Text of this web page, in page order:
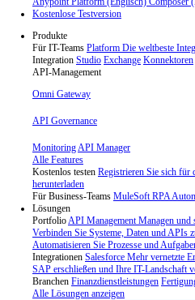
Kostenlose Testversion
Produkte
Für IT-Teams Platform Die weltbeste
Integration Studio Exchange Konnektoren
API-Management
Omni Gateway
API Governance
MonitoringAPI Manager
Alle Features
Kostenlos testen Registrieren Sie sich für
herunterladen
Für Business-Teams MuleSoft RPA
Lösungen
PortfolioAPI Management Managen und
Verbinden Sie Systeme, Daten und APIs
Automatisieren Sie Prozesse und
Integrationen Salesforce Mehr vernetzte
SAP erschließen und Ihre IT-Landschaft
Branchen Finanzdienstleistungen
Alle Lösungen anzeigen